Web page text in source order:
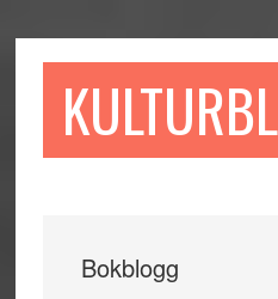
till
till
sidofältet
till
Bokblogg